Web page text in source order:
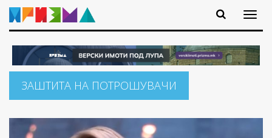
ЗАШТИТА НА ПОТРОШУВАЧИ